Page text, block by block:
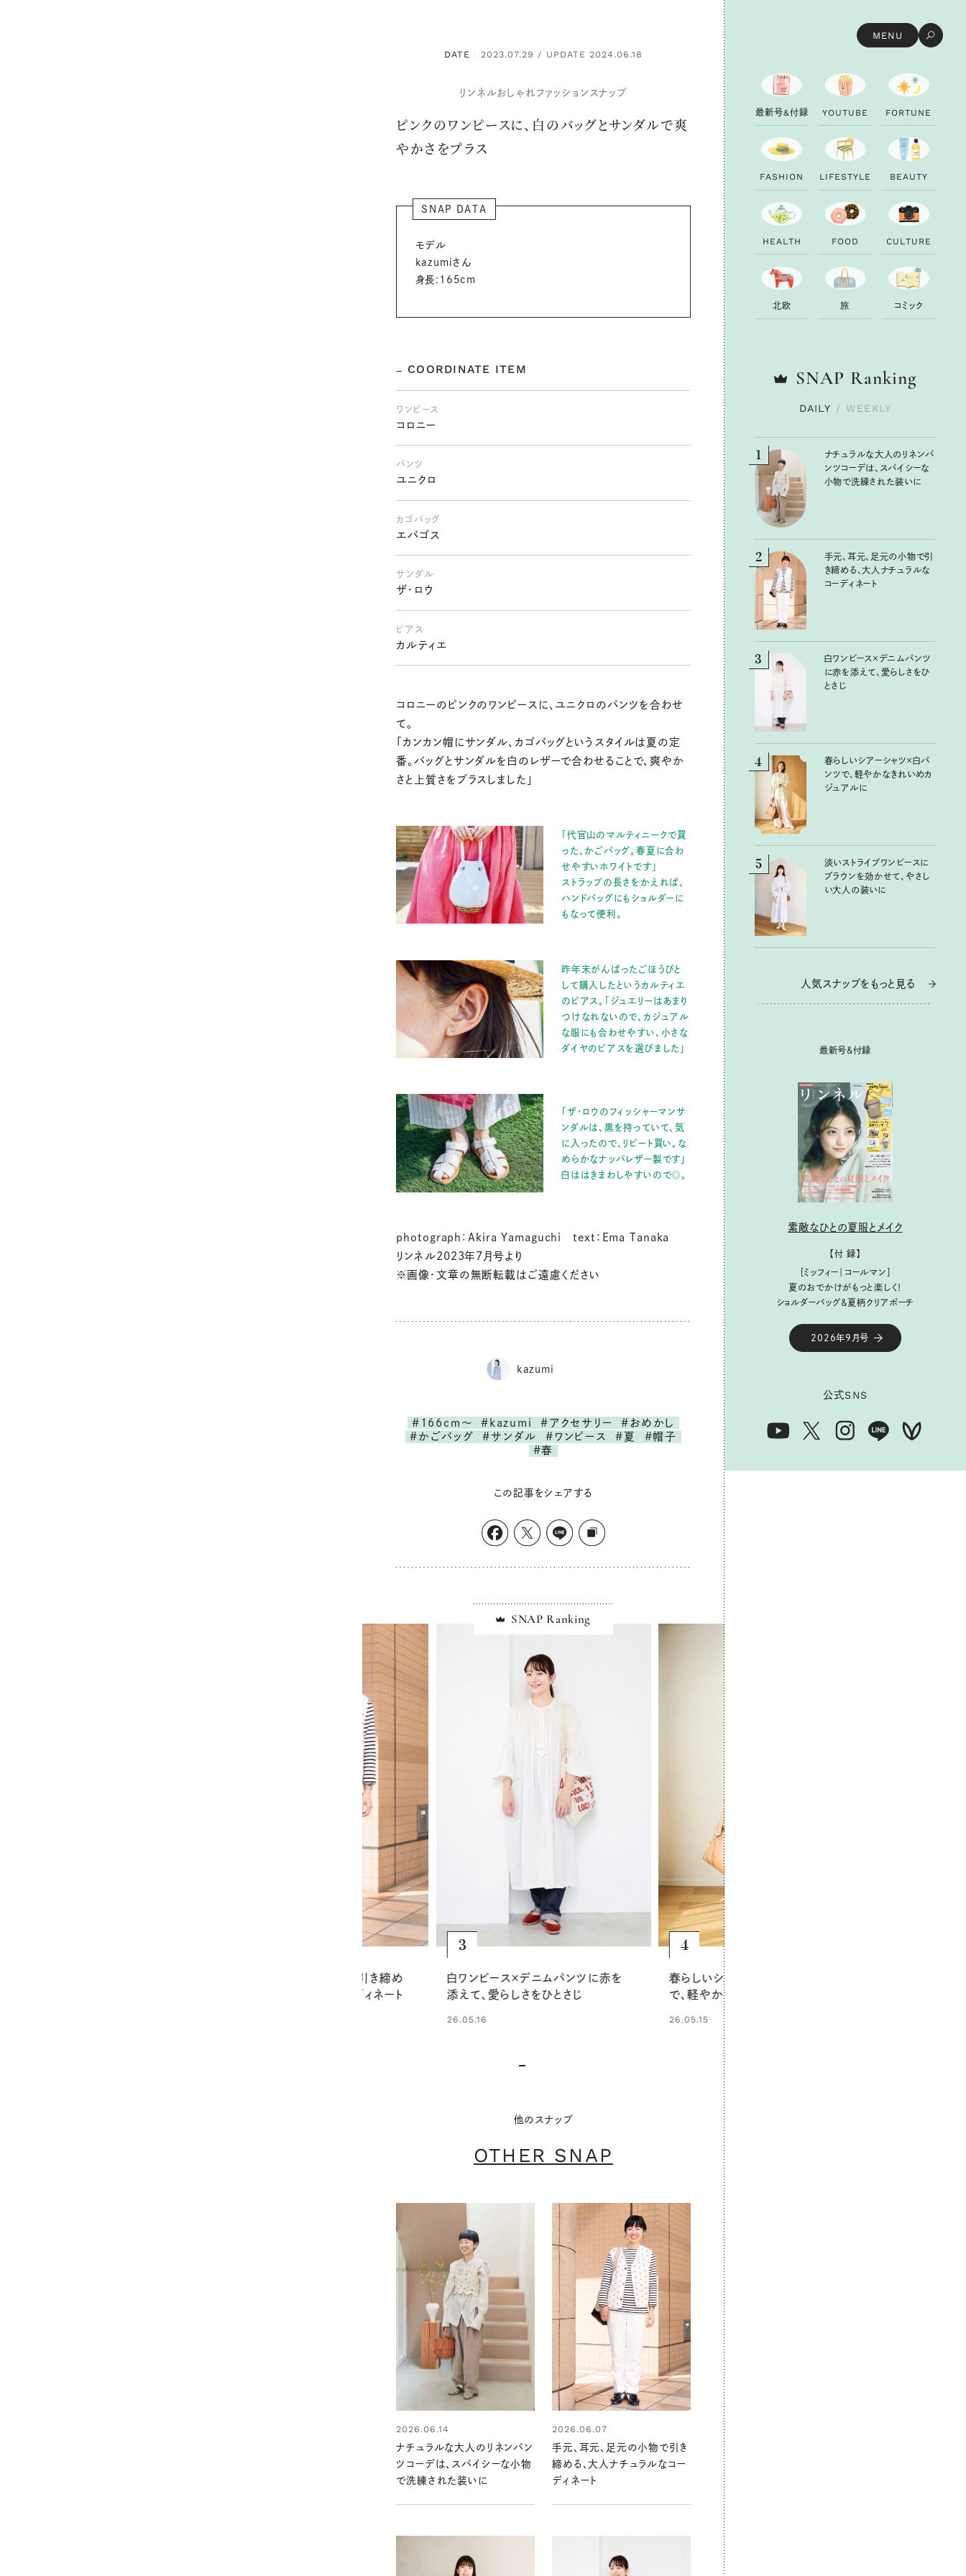
MENU
DATE
： 2023.07.29 / UPDATE 2024.06.18
リンネルおしゃれファッションスナップ
ピンクのワンピースに、白のバッグとサンダルで爽
やかさをプラス
SNAP DATA
モデル
kazumiさん
身長:165cm
COORDINATE ITEM
ワンピース
コロニー
パンツ
ユニクロ
カゴバッグ
エバゴス
サンダル
ザ・ロウ
ピアス
カルティエ
コロニーのピンクのワンピースに、ユニクロのパンツを合わせ
て。
「カンカン帽にサンダル、カゴバッグというスタイルは夏の定
番。バッグとサンダルを白のレザーで合わせることで、爽やか
さと上質さをプラスしました」
「代官山のマルティニークで買
った、かごバッグ。春夏に合わ
せやすいホワイトです」
ストラップの長さをかえれば、
ハンドバッグにもショルダーに
もなって便利。
昨年末がんばったごほうびと
して購入したというカルティエ
のピアス。「ジュエリーはあまり
つけなれないので、カジュアル
な服にも合わせやすい、小さな
ダイヤのピアスを選びました」
「ザ・ロウのフィッシャーマンサ
ンダルは、黒を持っていて、気
に入ったので、リピート買い。な
めらかなナッパレザー製です」
白ははきまわしやすいので◎。
photograph：Akira Yamaguchi text：Ema Tanaka
リンネル2023年7月号より
※画像・文章の無断転載はご遠慮ください
kazumi
#166cm～ #kazumi #アクセサリー
#おめかし
#かごバッグ
#サンダル #ワンピース #夏
#帽子
#春
この記事をシェアする
SNAP Ranking
白ワンピース×デニムパンツに赤を
4
春らしいシアーシャツ×白パンツ
で、軽やかなきれいめカジュアルに
26.05.15
5
淡いストライプワンピースにブラウン
を効かせて、やさしい大人の装いに
26.05.29
他のスナップ
OTHER SNAP
2026.06.14
ナチュラルな大人のリネンパン
ツコーデは、スパイシーな小物
で洗練された装いに
2026.06.07
手元、耳元、足元の小物で引き
締める、大人ナチュラルなコー
ディネート
最新号&付録 YOUTU B E FORTU N E
FAS H ION LI FESTYLE B EAUTY
H EALTH FOOD CU LTU RE
北欧 旅 コ ミ ック
SNAP Ranking
DAILY / WEEKLY
1
ナチュラルな大人のリネンパ
ンツコーデは、スパイシーな
小物で洗練された装いに
2
手元、耳元、足元の小物で引
き締める、大人ナチュラルな
コーディネート
3
白ワンピース×デニムパンツ
に赤を添えて、愛らしさをひ
とさじ
4
春らしいシアーシャツ×白パ
ンツで、軽やかなきれいめカ
ジュアルに
5
淡いストライプワンピースに
ブラウンを効かせて、やさし
い大人の装いに
人気スナップをもっと見る
最新号＆付録
素敵なひとの夏服とメイク
【付 録】
［ミッフィー｜コールマン］
夏のおでかけがもっと楽しく！
ショルダーバッグ&夏柄クリアポーチ
2026年9月号
公式SNS
最新号&付録 YOUTU B E FORTU N E
FAS H ION LI FESTYLE B EAUTY
H EALTH FOOD CU LTU RE
北欧 旅 コ ミ ック
SNAP Ranking
DAILY / WEEKLY
1
ナチュラルな大人のリネンパ
ンツコーデは、スパイシーな
小物で洗練された装いに
2
手元、耳元、足元の小物で引
き締める、大人ナチュラルな
コーディネート
3
白ワンピース×デニムパンツ
に赤を添えて、愛らしさをひ
とさじ
4
春らしいシアーシャツ×白パ
ンツで、軽やかなきれいめカ
ジュアルに
5
淡いストライプワンピースに
ブラウンを効かせて、やさし
い大人の装いに
人気スナップをもっと見る
最新号＆付録
素敵なひとの夏服とメイク
【付 録】
［ミッフィー｜コールマン］
夏のおでかけがもっと楽しく！
ショルダーバッグ&夏柄クリアポーチ
2026年9月号
公式SNS